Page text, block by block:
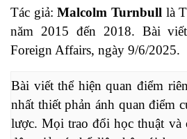
Tác giả:Malcolm Turnbulllà
năm 2015 đến 2018. Bài
Foreign Affairs, ngày 9/6/2025.
Bài viết thể hiện quan điểm
nhất thiết phản ánh quan điểm
lược. Mọi trao đổi học thuật và